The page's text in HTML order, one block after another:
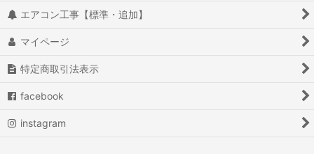
エアコン工事【標準・追加】
マイページ
特定商取引法表示
facebook
instagram